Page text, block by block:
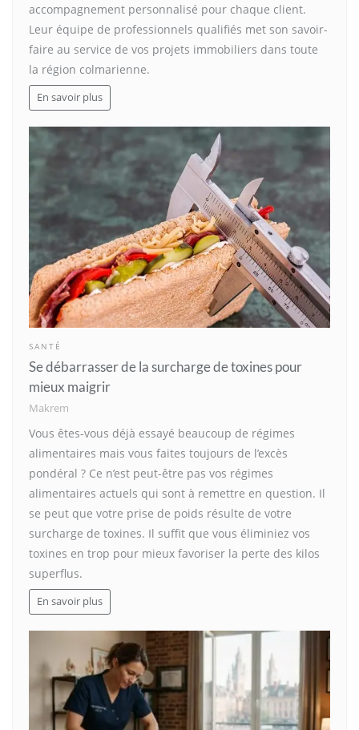
accompagnement personnalisé pour chaque client.
Leur équipe de professionnels qualifiés met son savoir-
faire au service de vos projets immobiliers dans toute
la région colmarienne.
En savoir plus
SANTÉ
Se débarrasser de la surcharge de toxines pour
mieux maigrir
Makrem
Vous êtes-vous déjà essayé beaucoup de régimes
alimentaires mais vous faites toujours de l’excès
pondéral ? Ce n’est peut-être pas vos régimes
alimentaires actuels qui sont à remettre en question. Il
se peut que votre prise de poids résulte de votre
surcharge de toxines. Il suffit que vous éliminiez vos
toxines en trop pour mieux favoriser la perte des kilos
superflus.
En savoir plus